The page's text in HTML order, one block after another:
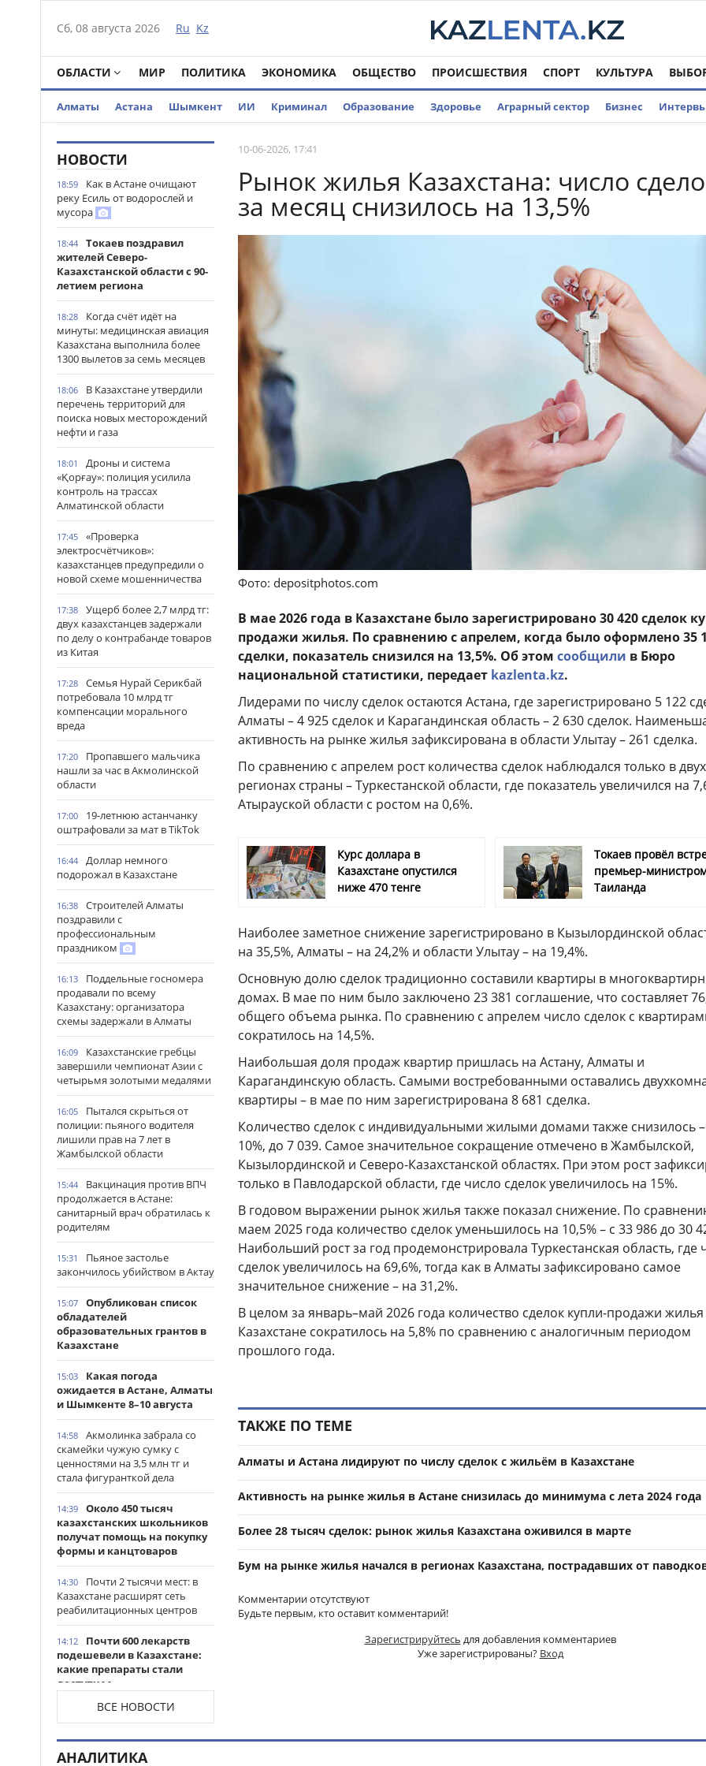
Сб, 08 августа 2026 Ru Kz
ОБЛАСТИ МИР ПОЛИТИКА ЭКОНОМИКА ОБЩЕСТВО ПРОИСШЕСТВИЯ СПОРТ КУЛЬТУРА
Алматы Астана Шымкент ИИ Криминал Образование Здоровье Аграрный сектор Бизнес
НОВОСТИ
18:59
Как в Астане очищают
реку Есиль от водорослей и
мусора
18:44
Токаев поздравил
жителей Северо-
Казахстанской области с 90-
летием региона
18:28
Когда счёт идёт на
минуты: медицинская авиация
Казахстана выполнила более
1300 вылетов за семь месяцев
18:06
В Казахстане утвердили
перечень территорий для
поиска новых месторождений
нефти и газа
18:01
Дроны и система
«Қорғау»: полиция усилила
контроль на трассах
Алматинской области
17:45
«Проверка
электросчётчиков»:
казахстанцев предупредили о
новой схеме мошенничества
17:38
Ущерб более 2,7 млрд тг:
двух казахстанцев задержали
по делу о контрабанде товаров
из Китая
17:28
Семья Нурай Серикбай
потребовала 10 млрд тг
компенсации морального
вреда
17:20
Пропавшего мальчика
нашли за час в Акмолинской
области
17:00
19-летнюю астанчанку
оштрафовали за мат в TikTok
16:44
Доллар немного
подорожал в Казахстане
16:38
Строителей Алматы
поздравили с
профессиональным
праздником
16:13
Поддельные госномера
продавали по всему
Казахстану: организатора
схемы задержали в Алматы
16:09
Казахстанские гребцы
завершили чемпионат Азии с
четырьмя золотыми медалями
16:05
Пытался скрыться от
полиции: пьяного водителя
лишили прав на 7 лет в
Жамбылской области
15:44
Вакцинация против ВПЧ
продолжается в Астане:
санитарный врач обратилась к
родителям
15:31
Пьяное застолье
закончилось убийством в Актау
15:07
Опубликован список
обладателей
образовательных грантов в
Казахстане
15:03
Какая погода
ожидается в Астане, Алматы
и Шымкенте 8–10 августа
14:58
Акмолинка забрала со
скамейки чужую сумку с
ценностями на 3,5 млн тг и
стала фигуранткой дела
14:39
Около 450 тысяч
казахстанских школьников
получат помощь на покупку
формы и канцтоваров
14:30
Почти 2 тысячи мест: в
Казахстане расширят сеть
реабилитационных центров
14:12
Почти 600 лекарств
подешевели в Казахстане:
какие препараты стали
доступнее
Казахстанские
таеквондисты завоевали
четыре медали на турнире в
Индонезии
ВСЕ НОВОСТИ
10-06-2026, 17:41
Рынок жилья Казахстана: число
за месяц снизилось на 13,5%
Фото: depositphotos.com
В мае 2026 года в Казахстане было зарегистрировано 30 420 сделок
продажи жилья. По сравнению с апрелем, когда было оформлено 35
сделки, показатель снизился на 13,5%. Об этом сообщили в Бюро
национальной статистики, передает kazlenta.kz.
Лидерами по числу сделок остаются Астана, где зарегистрировано 5 122
Алматы – 4 925 сделок и Карагандинская область – 2 630 сделок.
активность на рынке жилья зафиксирована в области Улытау – 261 сделка.
По сравнению с апрелем рост количества сделок наблюдался только в двух
регионах страны – Туркестанской области, где показатель увеличился на
Атырауской области с ростом на 0,6%.
Курс доллара в
Казахстане опустился
ниже 470 тенге
Токаев провёл
премьер-
Таиланда
Наиболее заметное снижение зарегистрировано в Кызылординской
на 35,5%, Алматы – на 24,2% и области Улытау – на 19,4%.
Основную долю сделок традиционно составили квартиры в
домах. В мае по ним было заключено 23 381 соглашение, что составляет
общего объема рынка. По сравнению с апрелем число сделок с
сократилось на 14,5%.
Наибольшая доля продаж квартир пришлась на Астану, Алматы и
Карагандинскую область. Самыми востребованными оставались
квартиры – в мае по ним зарегистрирована 8 681 сделка.
Количество сделок с индивидуальными жилыми домами также снизилось
10%, до 7 039. Самое значительное сокращение отмечено в Жамбылской,
Кызылординской и Северо-Казахстанской областях. При этом рост
только в Павлодарской области, где число сделок увеличилось на 15%.
В годовом выражении рынок жилья также показал снижение. По
маем 2025 года количество сделок уменьшилось на 10,5% – с 33 986 до 30
Наибольший рост за год продемонстрировала Туркестанская область, где
сделок увеличилось на 69,6%, тогда как в Алматы зафиксировано самое
значительное снижение – на 31,2%.
В целом за январь–май 2026 года количество сделок купли-продажи жилья
Казахстане сократилось на 5,8% по сравнению с аналогичным периодом
прошлого года.
ТАКЖЕ ПО ТЕМЕ
Алматы и Астана лидируют по числу сделок с жильём в Казахстане
Активность на рынке жилья в Астане снизилась до минимума с лета 2024 года
Более 28 тысяч сделок: рынок жилья Казахстана оживился в марте
Бум на рынке жилья начался в регионах Казахстана, пострадавших от
Комментарии отсутствуют
Будьте первым, кто оставит комментарий!
Зарегистрируйтесь для добавления комментариев
Уже зарегистрированы? Вход
АНАЛИТИКА